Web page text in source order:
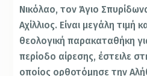
Νικόλαο, τον Άγιο
Αχίλλιος. Είναι μεγάλη τιμή
θεολογική παρακαταθήκη
περίοδο αίρεσης, έστειλε
οποίος ορθοτόμησε την